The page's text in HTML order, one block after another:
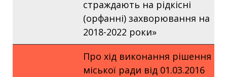
страждають на рідкісні
(орфанні) захворювання на
2018-2022 роки»
Про хід виконання рішення
міської ради від 01.03.2016